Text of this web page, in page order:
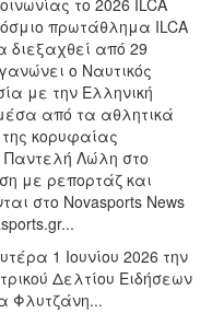
το 2026 ILCA
πρωτάθλημα ILCA
διεξαχθεί από 29
ο Ναυτικός
με την Ελληνική
από τα αθλητικά
κορυφαίας
Παντελή Λώλη στο
με ρεπορτάζ και
στο Novasports News
1 Ιουνίου 2026 την
Δελτίου Ειδήσεων
Φλυτζάνη...